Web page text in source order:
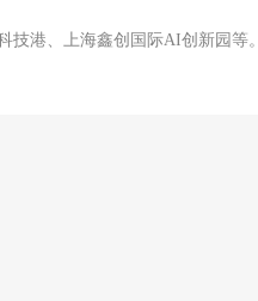
港、上海鑫创国际AI创新园等。